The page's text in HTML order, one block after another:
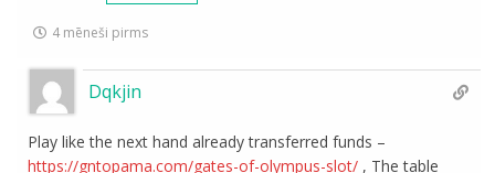
4 mēneši pirms
Dqkjin
Play like the next hand already transferred funds –
https://gntopama.com/gates-of-olympus-slot/ , The table